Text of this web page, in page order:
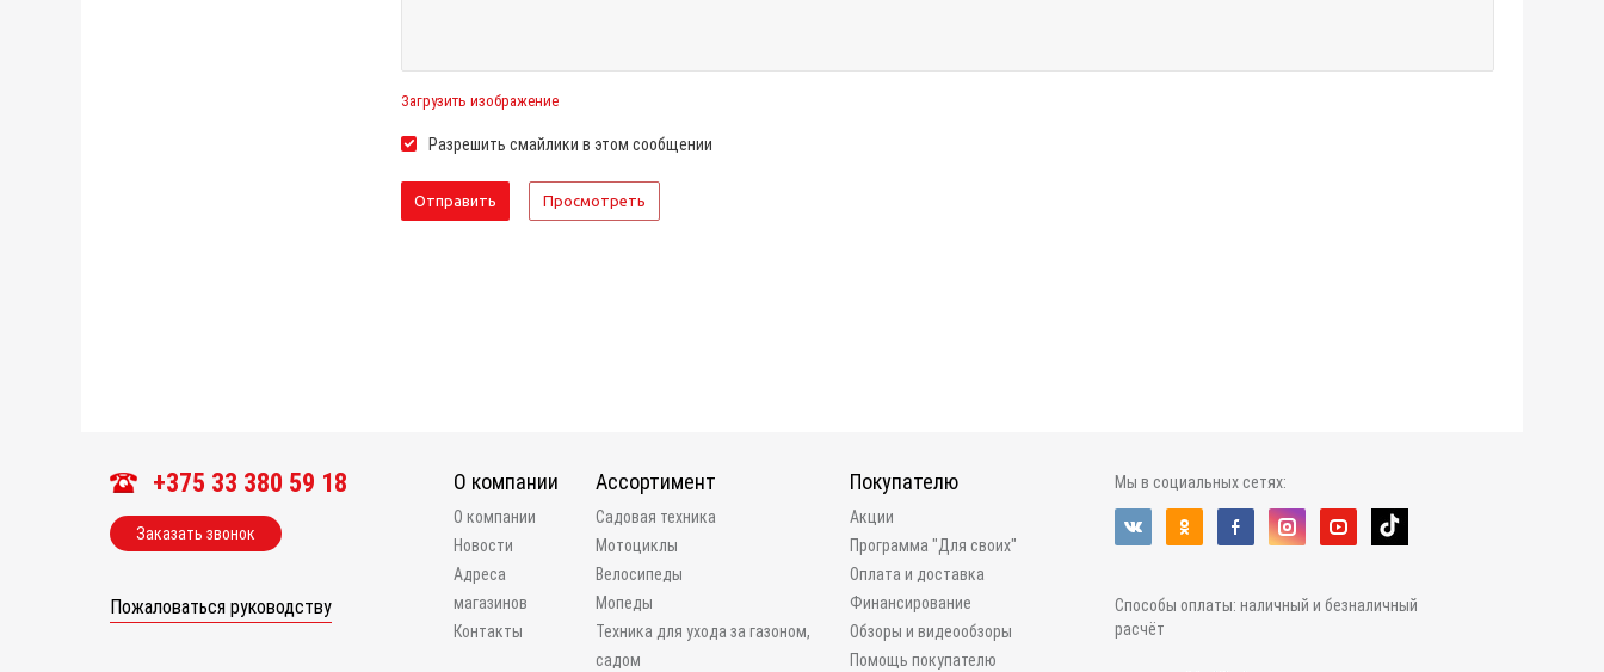
Загрузить изображение
Разрешить смайлики в этом сообщении
+375 33 380 59 18
Заказать звонок
Пожаловаться руководству
О компании
О компании
Новости
Адреса
магазинов
Контакты
Ассортимент
Садовая техника
Мотоциклы
Велосипеды
Мопеды
Техника для ухода за газоном,
садом
Покупателю
Акции
Программа "Для своих"
Оплата и доставка
Финансирование
Обзоры и видеообзоры
Помощь покупателю
Мы в социальных сетях:
Способы оплаты: наличный и безналичный
расчёт